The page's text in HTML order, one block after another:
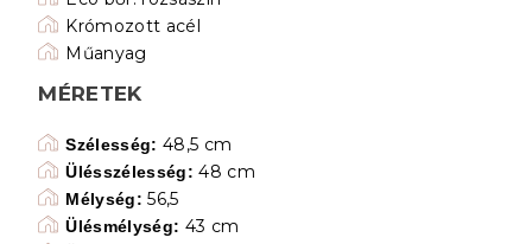
Krómozott acél
Műanyag
MÉRETEK
Szélesség: 48,5 cm
Ülésszélesség: 48 cm
Mélység: 56,5
Ülésmélység: 43 cm